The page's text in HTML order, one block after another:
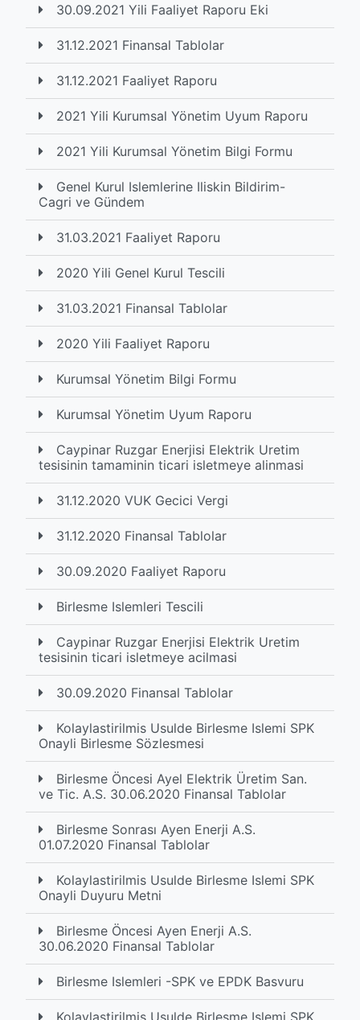
30.09.2021 Yili Faaliyet Raporu Eki
31.12.2021 Finansal Tablolar
31.12.2021 Faaliyet Raporu
2021 Yili Kurumsal Yönetim Uyum Raporu
2021 Yili Kurumsal Yönetim Bilgi Formu
Genel Kurul Islemlerine Iliskin Bildirim-
Cagri ve Gündem
31.03.2021 Faaliyet Raporu
2020 Yili Genel Kurul Tescili
31.03.2021 Finansal Tablolar
2020 Yili Faaliyet Raporu
Kurumsal Yönetim Bilgi Formu
Kurumsal Yönetim Uyum Raporu
Caypinar Ruzgar Enerjisi Elektrik Uretim
tesisinin tamaminin ticari isletmeye alinmasi
31.12.2020 VUK Gecici Vergi
31.12.2020 Finansal Tablolar
30.09.2020 Faaliyet Raporu
Birlesme Islemleri Tescili
Caypinar Ruzgar Enerjisi Elektrik Uretim
tesisinin ticari isletmeye acilmasi
30.09.2020 Finansal Tablolar
Kolaylastirilmis Usulde Birlesme Islemi SPK
Onayli Birlesme Sözlesmesi
Birlesme Öncesi Ayel Elektrik Üretim San.
ve Tic. A.S. 30.06.2020 Finansal Tablolar
Birlesme Sonrası Ayen Enerji A.S.
01.07.2020 Finansal Tablolar
Kolaylastirilmis Usulde Birlesme Islemi SPK
Onayli Duyuru Metni
Birlesme Öncesi Ayen Enerji A.S.
30.06.2020 Finansal Tablolar
Birlesme Islemleri -SPK ve EPDK Basvuru
Kolaylastirilmis Usulde Birlesme Islemi SPK